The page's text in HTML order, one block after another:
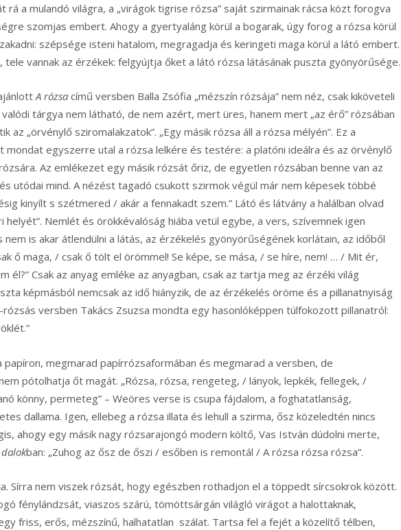
rá a mulandó világra, a „virágok tigrise rózsa” saját szirmainak rácsa közt forogva
szomjas embert. Ahogy a gyertyaláng körül a bogarak, úgy forog a rózsa körül
szépsége isteni hatalom, megragadja és keringeti maga körül a látó embert.
tele vannak az érzékek: felgyújtja őket a látó rózsa látásának puszta gyönyörűsége.
A rózsa című versben Balla Zsófia „mézszín rózsája” nem néz, csak kiköveteli
tárgya nem látható, de nem azért, mert üres, hanem mert „az érő” rózsában
az „örvénylő sziromalakzatok”. „Egy másik rózsa áll a rózsa mélyén”. Ez a
egyszerre utal a rózsa lelkére és testére: a platóni ideálra és az örvénylő
Az emlékezet egy másik rózsát őriz, de egyetlen rózsában benne van az
utódai mind. A nézést tagadó csukott szirmok végül már nem képesek többé
kinyílt s szétmered / akár a fennakadt szem.” Látó és látvány a halálban olvad
helyét”. Nemlét és örökkévalóság hiába vetül egybe, a vers, szívemnek igen
is akar átlendülni a látás, az érzékelés gyönyörűségének korlátain, az időből
ő maga, / csak ő tölt el örömmel! Se képe, se mása, / se híre, nem! … / Mit ér,
él?” Csak az anyag emléke az anyagban, csak az tartja meg az érzéki világ
képmásból nemcsak az idő hiányzik, de az érzékelés öröme és a pillanatnyiság
versben Takács Zsuzsa mondta egy hasonlóképpen túlfokozott pillanatról:
megmarad papírrózsaformában és megmarad a versben, de
pótolhatja őt magát. „Rózsa, rózsa, rengeteg, / lányok, lepkék, fellegek, /
könny, permeteg” – Weöres verse is csupa fájdalom, a foghatatlanság,
dallama. Igen, ellebeg a rózsa illata és lehull a szirma, ősz közeledtén nincs
ahogy egy másik nagy rózsarajongó modern költő, Vas István dúdolni merte,
ban: „Zuhog az ősz de őszi / esőben is remontál / A rózsa rózsa rózsa”.
nem viszek rózsát, hogy egészben rothadjon el a töppedt sírcsokrok között.
fénylándzsát, viaszos szárú, tömöttsárgán világló virágot a halottaknak,
friss, erős, mézszínű, halhatatlan szálat. Tartsa fel a fejét a közelítő télben,